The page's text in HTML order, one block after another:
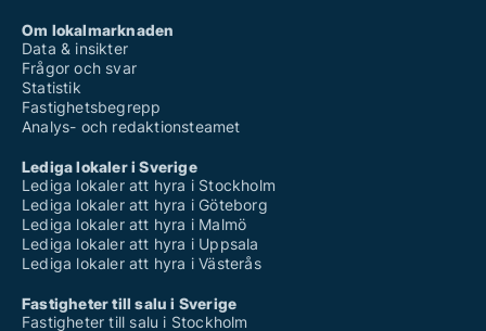
Om lokalmarknaden
Data & insikter
Frågor och svar
Statistik
Fastighetsbegrepp
Analys- och redaktionsteamet
Lediga lokaler i Sverige
Lediga lokaler att hyra i Stockholm
Lediga lokaler att hyra i Göteborg
Lediga lokaler att hyra i Malmö
Lediga lokaler att hyra i Uppsala
Lediga lokaler att hyra i Västerås
Fastigheter till salu i Sverige
Fastigheter till salu i Stockholm